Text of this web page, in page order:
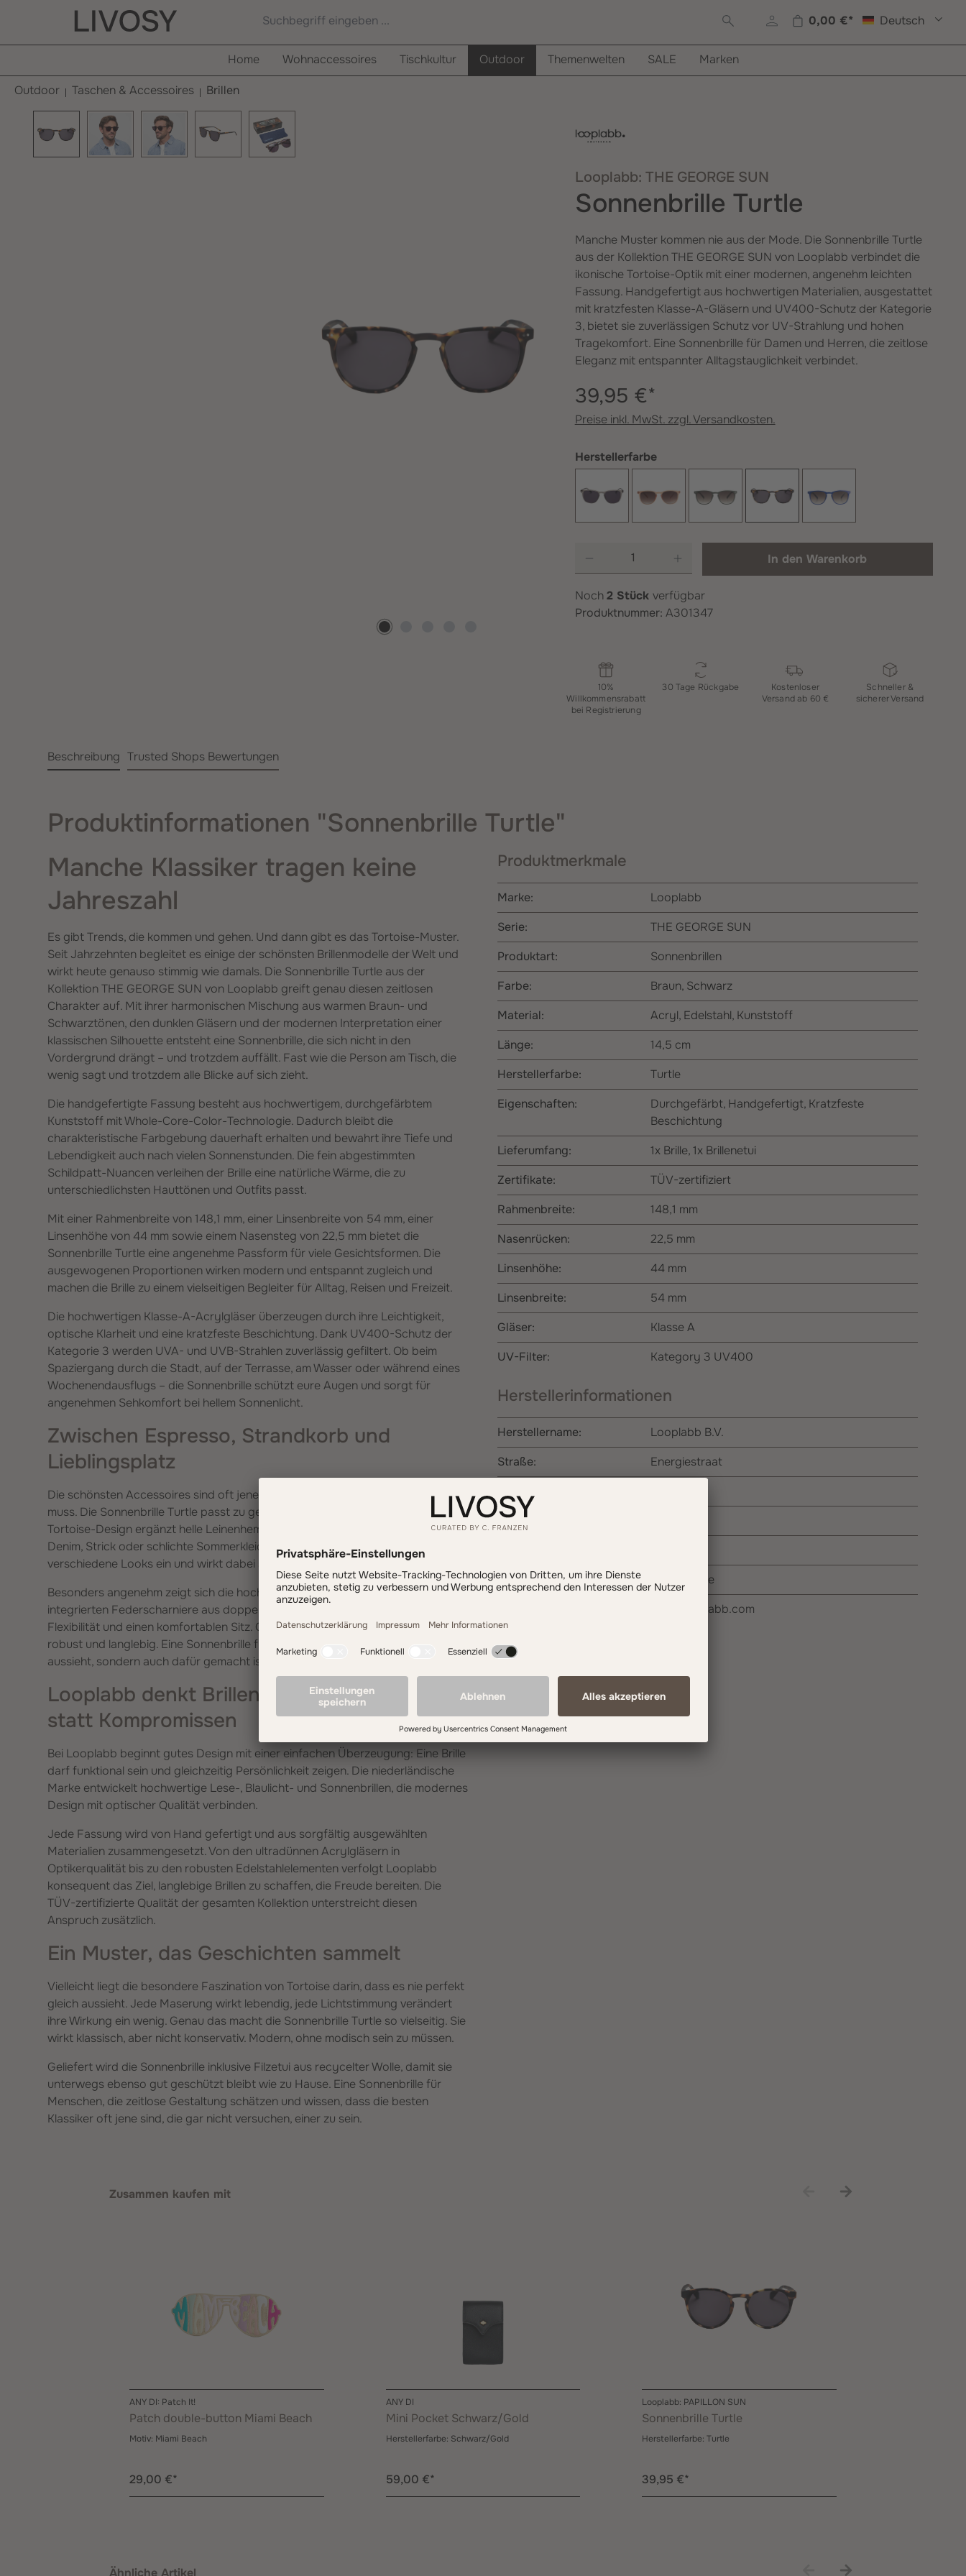
Zur Hauptnavigation springen
0,00 €* Deutsch
Home Wohnaccessoires Tischkultur Outdoor Themenwelten SALE Marken
Outdoor Taschen & Accessoires Brillen
Looplabb: THE GEORGE SUN
Sonnenbrille Turtle
Manche Muster kommen nie aus der Mode. Die Sonnenbrille Turtle
aus der Kollektion THE GEORGE SUN von Looplabb verbindet die
ikonische Tortoise-Optik mit einer modernen, angenehm leichten
Fassung. Handgefertigt aus hochwertigen Materialien, ausgestattet
mit kratzfesten Klasse-A-Gläsern und UV400-Schutz der Kategorie
3, bietet sie zuverlässigen Schutz vor UV-Strahlung und hohen
Tragekomfort. Eine Sonnenbrille für Damen und Herren, die zeitlose
Eleganz mit entspannter Alltagstauglichkeit verbindet.
39,95 €*
Preise inkl. MwSt. zzgl. Versandkosten.
Herstellerfarbeauswählen
Crystal BlackCrystal Champagne
Olive Green Turtle Yves Blue
Produkt Anzahl: Gib den gewünschten Wert
In den Warenkorb
Noch2 Stück verfügbar
Produktnummer: A301347
10%
Willkommensrabatt
bei Registrierung
30 Tage Rückgabe
Kostenloser
Versand ab 60 €
Schneller &
sicherer Versand
Beschreibung Trusted Shops Bewertungen
Produktinformationen "Sonnenbrille Turtle"
Manche Klassiker tragen keine
Jahreszahl
Es gibt Trends, die kommen und gehen. Und dann gibt es das Tortoise-Muster.
Seit Jahrzehnten begleitet es einige der schönsten Brillenmodelle der Welt und
wirkt heute genauso stimmig wie damals. Die Sonnenbrille Turtle aus der
Kollektion THE GEORGE SUN von Looplabb greift genau diesen zeitlosen
Charakter auf. Mit ihrer harmonischen Mischung aus warmen Braun- und
Schwarztönen, den dunklen Gläsern und der modernen Interpretation einer
klassischen Silhouette entsteht eine Sonnenbrille, die sich nicht in den
Vordergrund drängt – und trotzdem auffällt. Fast wie die Person am Tisch, die
wenig sagt und trotzdem alle Blicke auf sich zieht.
Die handgefertigte Fassung besteht aus hochwertigem, durchgefärbtem
Kunststoff mit Whole-Core-Color-Technologie. Dadurch bleibt die
charakteristische Farbgebung dauerhaft erhalten und bewahrt ihre Tiefe und
Lebendigkeit auch nach vielen Sonnenstunden. Die fein abgestimmten
Schildpatt-Nuancen verleihen der Brille eine natürliche Wärme, die zu
unterschiedlichsten Hauttönen und Outfits passt.
Mit einer Rahmenbreite von 148,1 mm, einer Linsenbreite von 54 mm, einer
Linsenhöhe von 44 mm sowie einem Nasensteg von 22,5 mm bietet die
Sonnenbrille Turtle eine angenehme Passform für viele Gesichtsformen. Die
ausgewogenen Proportionen wirken modern und entspannt zugleich und
machen die Brille zu einem vielseitigen Begleiter für Alltag, Reisen und Freizeit.
Die hochwertigen Klasse-A-Acrylgläser überzeugen durch ihre Leichtigkeit,
optische Klarheit und eine kratzfeste Beschichtung. Dank UV400-Schutz der
Kategorie 3 werden UVA- und UVB-Strahlen zuverlässig gefiltert. Ob beim
Spaziergang durch die Stadt, auf der Terrasse, am Wasser oder während eines
Wochenendausflugs – die Sonnenbrille schützt eure Augen und sorgt für
angenehmen Sehkomfort bei hellem Sonnenlicht.
Zwischen Espresso, Strandkorb und
Lieblingsplatz
Die schönsten Accessoires sind oft jene, über die man nicht lange nachdenken
muss. Die Sonnenbrille Turtle passt zu genau diesen Momenten. Ihr klassisches
Tortoise-Design ergänzt helle Leinenhemden ebenso selbstverständlich wie
Denim, Strick oder schlichte Sommerkleider. Sie fügt sich mühelos in
verschiedene Looks ein und wirkt dabei stets hochwertig und stilvoll.
Besonders angenehm zeigt sich die hochwertige Verarbeitung im Alltag. Die
integrierten Federscharniere aus doppelt gehärtetem Edelstahl sorgen für
Flexibilität und einen komfortablen Sitz. Gleichzeitig bleibt die Konstruktion
robust und langlebig. Eine Sonnenbrille für Damen und Herren, die nicht nur gut
aussieht, sondern auch dafür gemacht ist, viele Sommer zu begleiten.
Looplabb denkt Brillen neu – mit Freude
statt Kompromissen
Bei Looplabb beginnt gutes Design mit einer einfachen Überzeugung: Eine Brille
darf funktional sein und gleichzeitig Persönlichkeit zeigen. Die niederländische
Marke entwickelt hochwertige Lese-, Blaulicht- und Sonnenbrillen, die modernes
Design mit optischer Qualität verbinden.
Jede Fassung wird von Hand gefertigt und aus sorgfältig ausgewählten
Materialien zusammengesetzt. Von den ultradünnen Acrylgläsern in
Optikerqualität bis zu den robusten Edelstahlelementen verfolgt Looplabb
konsequent das Ziel, langlebige Brillen zu schaffen, die Freude bereiten. Die
TÜV-zertifizierte Qualität der gesamten Kollektion unterstreicht diesen
Anspruch zusätzlich.
Ein Muster, das Geschichten sammelt
Vielleicht liegt die besondere Faszination von Tortoise darin, dass es nie perfekt
gleich aussieht. Jede Maserung wirkt lebendig, jede Lichtstimmung verändert
ihre Wirkung ein wenig. Genau das macht die Sonnenbrille Turtle so vielseitig. Sie
wirkt klassisch, aber nicht konservativ. Modern, ohne modisch sein zu müssen.
Geliefert wird die Sonnenbrille inklusive Filzetui aus recycelter Wolle, damit sie
unterwegs ebenso gut geschützt bleibt wie zu Hause. Eine Sonnenbrille für
Menschen, die zeitlose Gestaltung schätzen und wissen, dass die besten
Klassiker oft jene sind, die gar nicht versuchen, einer zu sein.
Produktmerkmale
Marke:
Looplabb
Serie:
THE GEORGE SUN
Produktart:
Sonnenbrillen
Farbe:
Braun, Schwarz
Material:
Acryl, Edelstahl, Kunststoff
Länge:
14,5 cm
Herstellerfarbe:
Turtle
Eigenschaften:
Durchgefärbt, Handgefertigt, Kratzfeste
Beschichtung
Lieferumfang:
1x Brille, 1x Brillenetui
Zertifikate:
TÜV-zertifiziert
Rahmenbreite:
148,1 mm
Nasenrücken:
22,5 mm
Linsenhöhe:
44 mm
Linsenbreite:
54 mm
Gläser:
Klasse A
UV-Filter:
Kategory 3 UV400
Herstellerinformationen
Herstellername:
Looplabb B.V.
Straße:
Energiestraat
Postleitzahl:
Land:
Niederlande
info@looplabb.com
Zusammen kaufen mit
ANY DI: Patch It!
Patch double-button Miami Beach
Motiv: Miami Beach
29,00 €*
ANY DI
Mini Pocket Schwarz/Gold
Herstellerfarbe: Schwarz/Gold
59,00 €*
Looplabb: PAPILLON SUN
Sonnenbrille Turtle
Herstellerfarbe:Turtle
39,95 €*
Ähnliche Artikel